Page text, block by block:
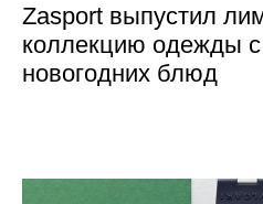
Zasport выпустил
коллекцию одежды
новогодних блюд